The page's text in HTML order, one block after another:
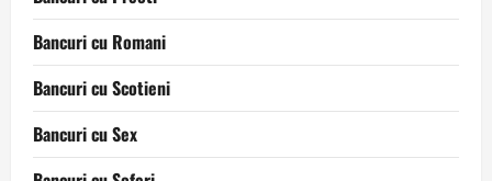
Bancuri cu Romani
Bancuri cu Scotieni
Bancuri cu Sex